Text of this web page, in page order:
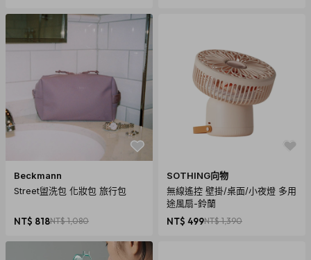
猶豫期的權益。注意！猶豫期並非試用期
商品必須是全新的狀態、而且完整包裝（含商品本體、配件、
贈品、保證書、原廠包裝及所有附隨文件或資料的完整性），
切勿缺漏任何配件、自行拆解檢查商品、或損毀原廠外盒。原
廠外盒及原廠包裝都屬於商品的一部分，若有遺失、毀損或缺
件，可能影響您退貨的權益，也可能依照損毀程度扣除為回復
原狀所必要的費用。
2. 如果您所購買的商品是電腦軟體、遊戲光碟、CD、VCD、
狀的商品，除非拆封後發現為瑕疵品，否則一經拆封恕無法辦
3. 七天鑑賞期內退購所產生之運費，由出貨廠商負擔，收到商
品後隔天起算為第一天，欲退購者請於七日內提出，逾期恕不
Beckmann
Street盥洗包 化妝包 旅行包
NT$ 818NT$ 1,080
SOTHING向物
無線遙控 壁掛/桌面/小夜燈 多用
途風扇-鈴蘭
NT$ 499NT$ 1,390